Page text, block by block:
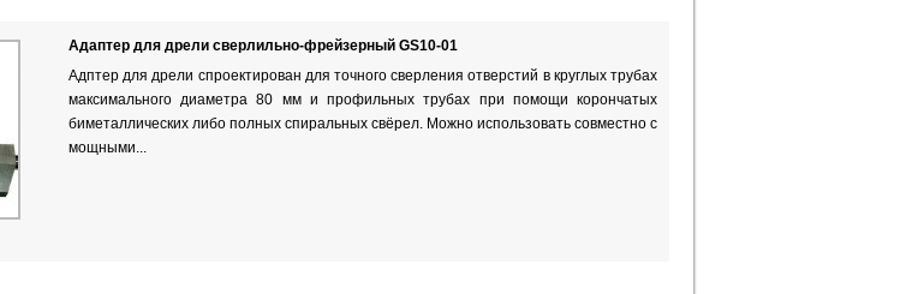
Адаптер для дрели сверлильно-фрейзерный GS10-01
Адптер для дрели спроектирован для точного сверления отверстий в круглых трубах
максимального диаметра 80 мм и профильных трубах при помощи корончатых
биметаллических либо полных спиральных свёрел. Можно использовать совместно с
мощными...